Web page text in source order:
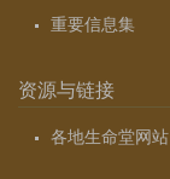
重要信息集
资源与链接
各地生命堂网站